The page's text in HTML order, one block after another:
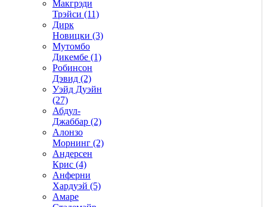
Макгрэди
Трэйси (11)
Дирк
Новицки (3)
Мутомбо
Дикембе (1)
Робинсон
Дэвид (2)
Уэйд Дуэйн
(27)
Абдул-
Джаббар (2)
Алонзо
Морнинг (2)
Андерсен
Крис (4)
Анферни
Xардуэй (5)
Амаре